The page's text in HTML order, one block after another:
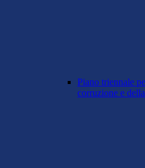
Piano triennale
corruzione e